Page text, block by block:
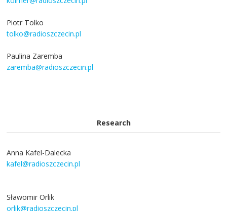
Piotr Tolko
tolko@radioszczecin.pl
Paulina Zaremba
zaremba@radioszczecin.pl
Research
Anna Kafel-Dalecka
kafel@radioszczecin.pl
Sławomir Orlik
orlik@radioszczecin.pl